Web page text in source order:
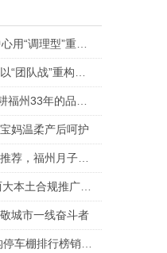
妈温柔产后呵护
城市一线奋斗者